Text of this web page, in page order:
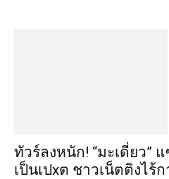
ทัวร์ลงหนัก! “มะเดี่ยว”
เป็นเปxต ชาวเน็ตติงไร้ก